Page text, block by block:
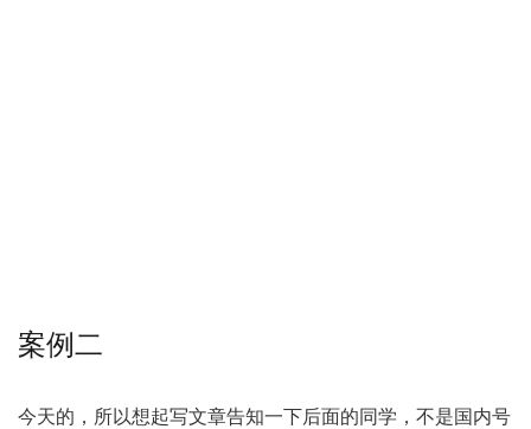
案例二
今天的，所以想起写文章告知一下后面的同学，不是国内号